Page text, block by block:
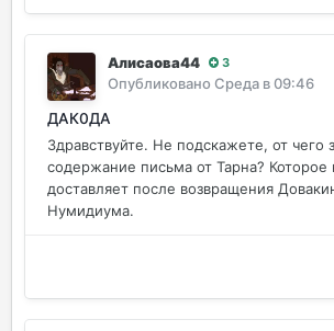
Алисаова44 3
Опубликовано Среда в 09:46
ДАК0ДА
Здравствуйте. Не подскажете, от чего
содержание письма от Тарна? Которое
доставляет после возвращения
Нумидиума.